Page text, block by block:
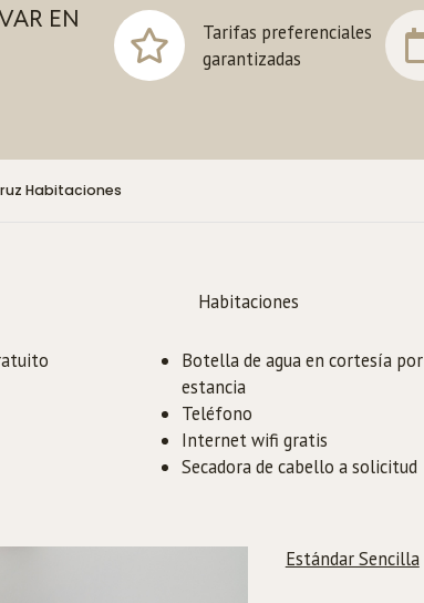
EN
Tarifas preferenciales
garantizadas
Habitaciones
Habitaciones
Botella de agua en cortesía por
estancia
Teléfono
Internet wifi gratis
Secadora de cabello a solicitud
Estándar Sencilla